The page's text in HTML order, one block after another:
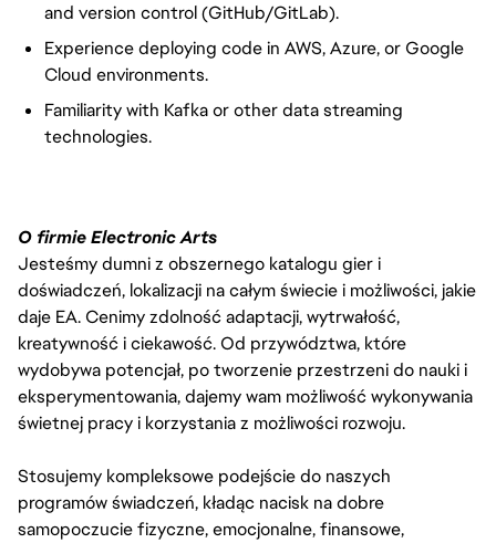
and version control (GitHub/GitLab).
Experience deploying code in AWS, Azure, or Google
Cloud environments.
Familiarity with Kafka or other data streaming
technologies.
O firmie Electronic Arts
Jesteśmy dumni z obszernego katalogu gier i
doświadczeń, lokalizacji na całym świecie i możliwości, jakie
daje EA. Cenimy zdolność adaptacji, wytrwałość,
kreatywność i ciekawość. Od przywództwa, które
wydobywa potencjał, po tworzenie przestrzeni do nauki i
eksperymentowania, dajemy wam możliwość wykonywania
świetnej pracy i korzystania z możliwości rozwoju.
Stosujemy kompleksowe podejście do naszych
programów świadczeń, kładąc nacisk na dobre
samopoczucie fizyczne, emocjonalne, finansowe,